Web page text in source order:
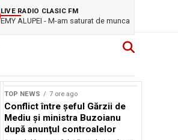
LIVE RADIO CLASIC FM
EMY ALUPEI - M-am saturat de munca
TOP NEWS 7 ore ago
Conflict între şeful Gărzii de
Mediu şi ministra Buzoianu
după anunţul controalelor